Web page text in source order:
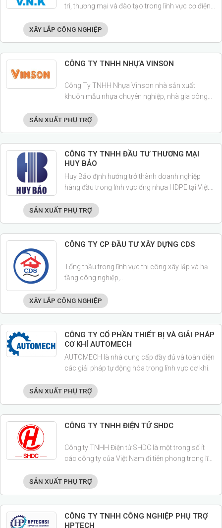
XÂY LẮP CÔNG NGHIỆP
trì, thương mại và đào tạo trong lĩnh vực cơ điện.
CÔNG TY TNHH NHỰA VINSON
SẢN XUẤT PHỤ TRỢ
Công Ty TNHH Nhựa Vinson nhà sản xuất
khuôn mẫu nhựa chuyên nghiệp, nhà gia công
nhỏ mắt vô khuẩn , sản xuất chai nhựa xịt tai mũi
họng ... đạt ISO 15378 và năng suất lớn.
CÔNG TY TNHH ĐẦU TƯ THƯƠNG MẠI
HUY BẢO
SẢN XUẤT PHỤ TRỢ
Huy Bảo định hướng trở thành doanh nghiệp
hàng đầu trong lĩnh vực ống nhựa HDPE tại Việt
trong khu vực và quốc tế.
CÔNG TY CP ĐẦU TƯ XÂY DỰNG CDS
XÂY LẮP CÔNG NGHIỆP
Tổng thầu trong lĩnh vực thi công xây lắp và hạ
tầng công nghiệp,..
CÔNG TY CỔ PHẦN THIẾT BỊ VÀ GIẢI PHÁP
CƠ KHÍ AUTOMECH
SẢN XUẤT PHỤ TRỢ
AUTOMECH là nhà cung cấp đầy đủ và toàn diện
các giải pháp tự động hóa trong lĩnh vực cơ khí.
CÔNG TY TNHH ĐIỆN TỬ SHDC
SẢN XUẤT PHỤ TRỢ
Công ty TNHH Điện tử SHDC là một trong số ít
các công ty của Việt Nam đi tiên phong trong lĩnh
sạc điện thoại và các thiết bị điện tử xuất khẩu.
CÔNG TY TNHH CÔNG NGHIỆP PHỤ TRỢ
HPTECH